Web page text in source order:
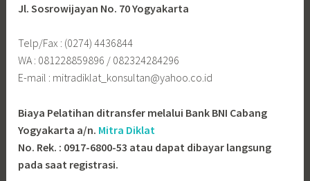
Jl. Sosrowijayan No. 70 Yogyakarta
Telp/Fax : (0274) 4436844
WA : 081228859896 / 082324284296
E-mail : mitradiklat_konsultan@yahoo.co.id
Biaya Pelatihan ditransfer melalui Bank BNI Cabang
Yogyakarta a/n. Mitra Diklat
No. Rek. : 0917-6800-53 atau dapat dibayar langsung
pada saat registrasi.